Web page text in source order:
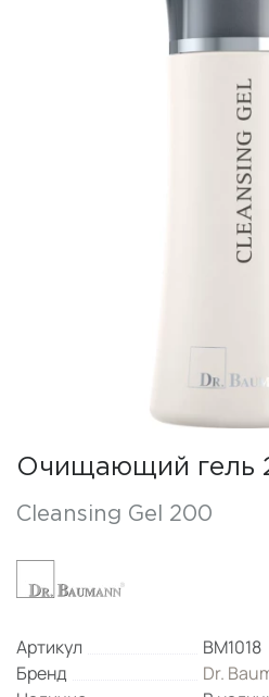
Очищающий гель
Cleansing Gel 200
Артикул
BM1018
Бренд
Dr.